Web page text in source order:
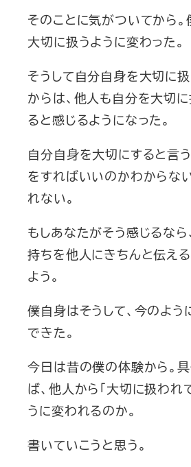
そのことに気がついてから
大切に扱うように変わった。
そうして自分自身を大切に
からは、他人も自分を大切
ると感じるようになった。
自分自身を大切にすると言
をすればいいのかわからな
れない。
もしあなたがそう感じるな
持ちを他人にきちんと伝え
よう。
僕自身はそうして、今のよう
できた。
今日は昔の僕の体験から。
ば、他人から「大切に扱われ
うに変われるのか。
書いていこうと思う。